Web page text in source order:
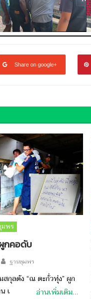
Share on google+
มพร
กคอดับ
Author
ฐานชุมพร
กุลดัง “ณ ตะกั่วทุ่ง” ผูก
เ
อ่านเพิ่มเติม…